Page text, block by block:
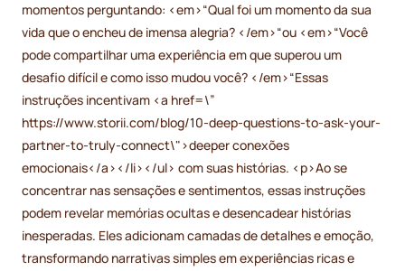
momentos perguntando: <em>“Qual foi um momento da sua
vida que o encheu de imensa alegria? </em>“ou <em>“Você
pode compartilhar uma experiência em que superou um
desafio difícil e como isso mudou você? </em>“Essas
instruções incentivam <a href=\”
https://www.storii.com/blog/10-deep-questions-to-ask-your-
partner-to-truly-connect\">deeper conexões
emocionais</a></li></ul> com suas histórias. <p>Ao se
concentrar nas sensações e sentimentos, essas instruções
podem revelar memórias ocultas e desencadear histórias
inesperadas. Eles adicionam camadas de detalhes e emoção,
transformando narrativas simples em experiências ricas e